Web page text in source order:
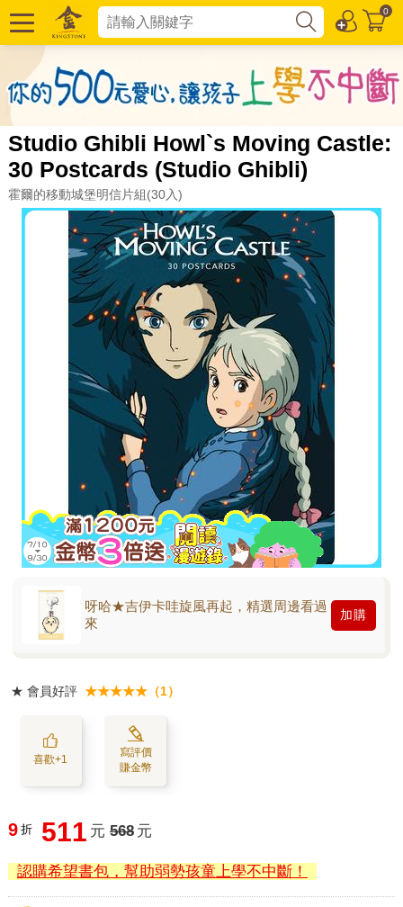
0
Studio Ghibli Howl`s Moving Castle:
30 Postcards (Studio Ghibli)
霍爾的移動城堡明信片組(30入)
呀哈★吉伊卡哇旋風再起，精選周邊看過
來
加購
★ 會員好評 ★★★★★（1）
喜歡+1
寫評價
賺金幣
9 折 511 元 568 元
認購希望書包，幫助弱勢孩童上學不中斷！